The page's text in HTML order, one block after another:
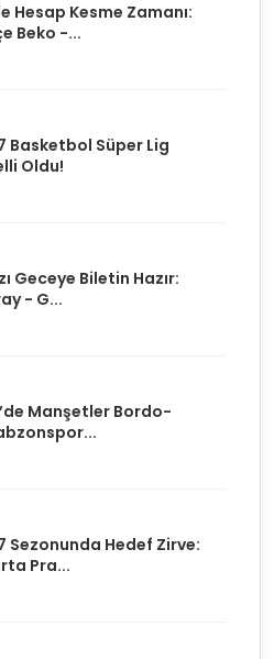
Hesap Kesme Zamanı:
Beko -...
Basketbol Süper Lig
Oldu!
Geceye Biletin Hazır:
- G...
Manşetler Bordo-
Sezonunda Hedef Zirve:
Pra...